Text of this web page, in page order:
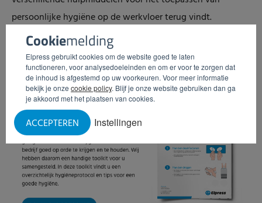
Cookiemelding
Elpress gebruikt cookies om de website goed te laten
functioneren, voor analysedoeleinden en om er voor te zorgen dat
de inhoud is afgestemd op uw voorkeuren. Voor meer informatie
bekijk je onze cookie policy. Blijf je onze website gebruiken dan ga
je akkoord met het plaatsen van cookies.
Instellingen
ACCEPTEREN
persoonlijke hygiëne op de werkvloer terug vindt.
Download dezespeciale toolkit
onderstaande button.